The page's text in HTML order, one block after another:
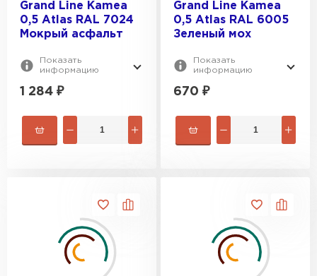
Grand Line Kamea
0,5 Atlas RAL 7024
Мокрый асфальт
Показать
информацию
1 284 ₽
Grand Line Kamea
0,5 Atlas RAL 6005
Зеленый мох
Показать
информацию
670 ₽